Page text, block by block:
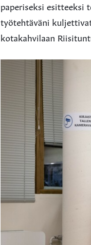
paperiseksi esitteeksi
työtehtäväni
kotakahvilaan